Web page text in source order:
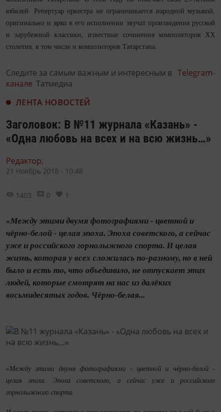
юбилей. Репертуар оркестра не ограничивается народной музыкой,
оригинально и ярко в его исполнении звучат произведения русской
и зарубежной классики, известные сочинения композиторов XX
столетия, в том числе и композиторов Татарстана.
Следите за самым важным и интересным в Telegram-
канале Татмедиа
ЛЕНТА НОВОСТЕЙ
Заголовок: В №11 журнала «Казань» -
«Одна любовь на всех и на всю жизнь…»
Редактор,
21 Ноябрь 2018 - 10:48
1403 0 1
«Между этими двумя фотографиями - цветной и
чёрно-белой - целая эпоха. Эпоха советского, а сейчас
уже и российского горнолыжного спорта. И целая
жизнь, которая у всех сложилась по-разному, но в ней
было и есть то, что объединило, не отпускает этих
людей, которые смотрят на нас из далёких
восьмидесятых годов. Чёрно-белая...
«Между этими двумя фотографиями - цветной и чёрно-белой -
целая эпоха. Эпоха советского, а сейчас уже и российского
горнолыжного спорта.